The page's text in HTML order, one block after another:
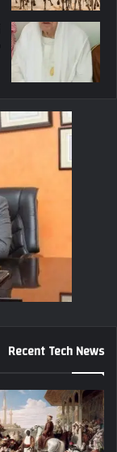
Recent Tech News